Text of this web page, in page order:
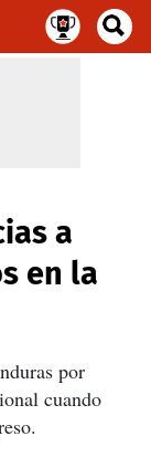
a
en la
por
cuando